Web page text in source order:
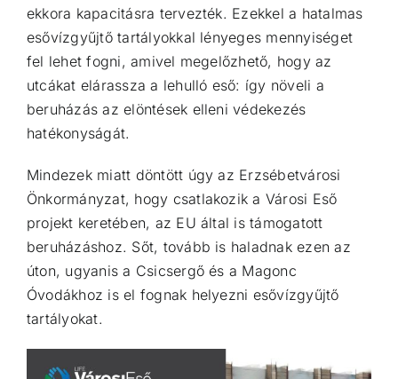
ekkora kapacitásra tervezték. Ezekkel a hatalmas
esővízgyűjtő tartályokkal lényeges mennyiséget
fel lehet fogni, amivel megelőzhető, hogy az
utcákat elárassza a lehulló eső: így növeli a
beruházás az elöntések elleni védekezés
hatékonyságát.
Mindezek miatt döntött úgy az Erzsébetvárosi
Önkormányzat, hogy csatlakozik a Városi Eső
projekt keretében, az EU által is támogatott
beruházáshoz. Sőt, tovább is haladnak ezen az
úton, ugyanis a Csicsergő és a Magonc
Óvodákhoz is el fognak helyezni esővízgyűjtő
tartályokat.